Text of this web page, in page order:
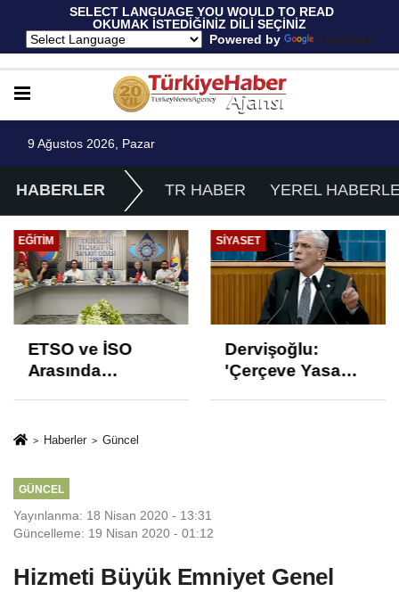
SELECT LANGUAGE YOU WOULD TO READ
OKUMAK İSTEDİĞİNİZ DİLİ SEÇİNİZ
Powered by
Translate
9 Ağustos 2026, Pazar
HABERLER TR HABER YEREL
EĞITIM
ETSO ve İSO
Arasında
Protokolü
SIYASET
Dervişoğlu:
'Çerçeve Yasa
Haberler Güncel
GÜNCEL
Yayınlanma: 18 Nisan 2020 - 13:31
Güncelleme: 19 Nisan 2020 - 01:12
Hizmeti Büyük Emniyet Genel